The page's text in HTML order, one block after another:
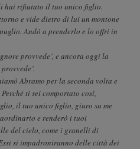
hai rifiutato il tuo unico figlio.
e vide dietro di lui un montone
Andò a prenderlo e lo offrì in
provvede’, e ancora oggi la
Abramo per la seconda volta e
ti sei comportato così,
il tuo unico figlio, giuro su me
e renderò i tuoi
del cielo, come i granelli di
si impadroniranno delle città dei